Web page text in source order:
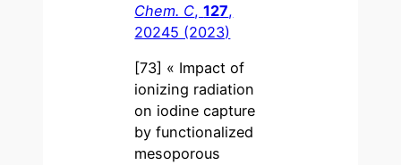
Chem. C,127,
20245 (2023)
[73] « Impact of
ionizing radiation
on iodine capture
by functionalized
mesoporous